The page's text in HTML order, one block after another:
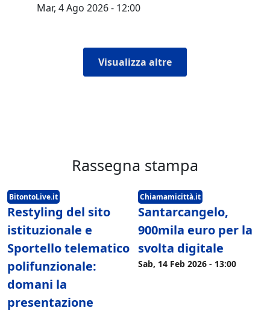
Mar, 4 Ago 2026 - 12:00
Visualizza altre
Rassegna stampa
BitontoLive.it
Restyling del sito
istituzionale e
Sportello telematico
polifunzionale:
domani la
presentazione
Chiamamicittà.it
Santarcangelo,
900mila euro per la
svolta digitale
Sab, 14 Feb 2026 - 13:00